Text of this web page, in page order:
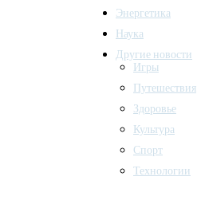
Энергетика
Наука
Другие новости
Игры
Путешествия
Здоровье
Культура
Спорт
Технологии